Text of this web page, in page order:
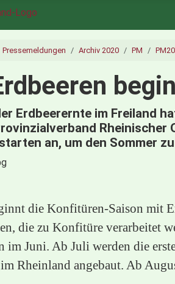
Pressemeldungen Archiv 2020 PM
Erdbeerernte im Freiland
an, um den Sommer
die Konfitüren-Saison mit
die zu Konfitüre verarbeitet
im Juni. Ab Juli werden die
Rheinland angebaut. Ab